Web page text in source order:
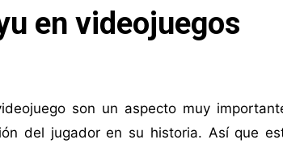
Índice de Top
en videojuegos
son un aspecto muy
del jugador en su historia. Así que